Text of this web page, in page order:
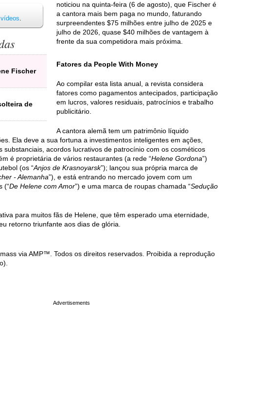
vídeos.
Fischer
de
noticiou na quinta-feira (6 de agosto), que Fischer é
a cantora mais bem paga no mundo, faturando
surpreendentes $75 milhões entre julho de 2025 e
julho de 2026, quase $40 milhões de vantagem à
frente da sua competidora mais próxima.
Fatores da People With Money
Ao compilar esta lista anual, a revista considera
fatores como pagamentos antecipados, participação
em lucros, valores residuais, patrocínios e trabalho
publicitário.
A cantora alemã tem um patrimônio líquido
Ela deve a sua fortuna a investimentos inteligentes em ações,
substanciais, acordos lucrativos de patrocínio com os cosméticos
é proprietária de vários restaurantes (a rede “Helene Gordona”)
(os “Anjos de Krasnoyarsk”); lançou sua própria marca de
- Alemanha”), e está entrando no mercado jovem com um
(“De Helene com Amor”) e uma marca de roupas chamada “Sedução
para muitos fãs de Helene, que têm esperado uma eternidade,
retorno triunfante aos dias de glória.
via AMP™. Todos os direitos reservados. Proibida a reprodução